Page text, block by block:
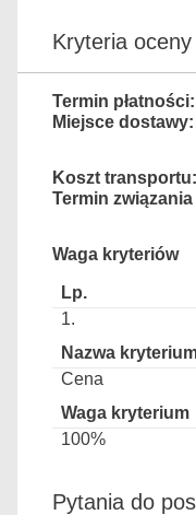
Kryteria
Termin
Miejsce
Koszt
Termin
Waga kryteriów
1.
Cena
100%
Pytania do